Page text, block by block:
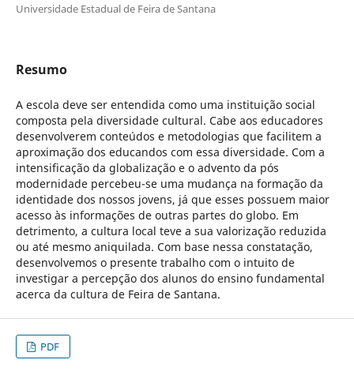
Universidade Estadual de Feira de Santana
Resumo
A escola deve ser entendida como uma instituição social
composta pela diversidade cultural. Cabe aos educadores
desenvolverem conteúdos e metodologias que facilitem a
aproximação dos educandos com essa diversidade. Com a
intensificação da globalização e o advento da pós
modernidade percebeu-se uma mudança na formação da
identidade dos nossos jovens, já que esses possuem maior
acesso às informações de outras partes do globo. Em
detrimento, a cultura local teve a sua valorização reduzida
ou até mesmo aniquilada. Com base nessa constatação,
desenvolvemos o presente trabalho com o intuito de
investigar a percepção dos alunos do ensino fundamental
acerca da cultura de Feira de Santana.
PDF